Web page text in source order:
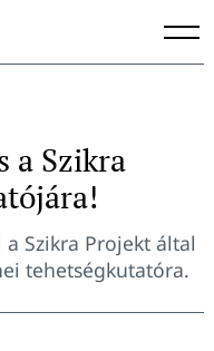
a Szikra
Szikra Projekt által
tehetségkutatóra.